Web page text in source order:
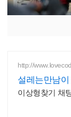
http://
설레는만남이
이상형찾기 채